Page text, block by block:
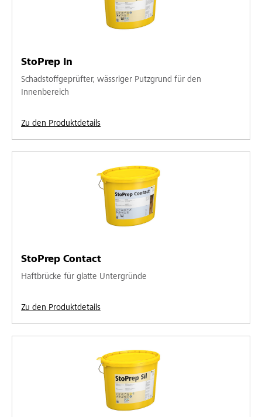
StoPrep In
Schadstoffgeprüfter, wässriger Putzgrund für den
Innenbereich
Zu den Produktdetails
StoPrep Contact
Haftbrücke für glatte Untergründe
Zu den Produktdetails